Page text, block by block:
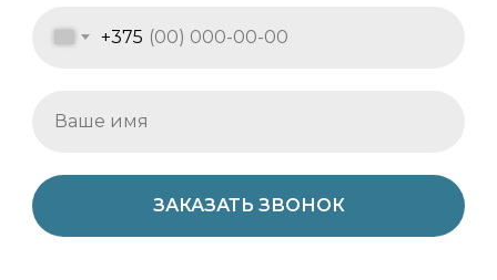
+375
ЗАКАЗАТЬ ЗВОНОК